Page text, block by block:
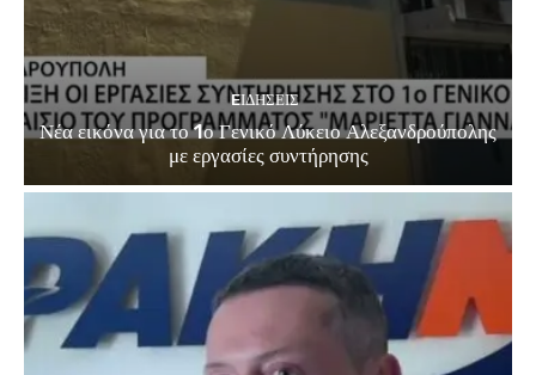
EΙΔΗΣΕΙΣ
Νέα εικόνα για το 1ο Γενικό Λύκειο Αλεξανδρούπολης
με εργασίες συντήρησης